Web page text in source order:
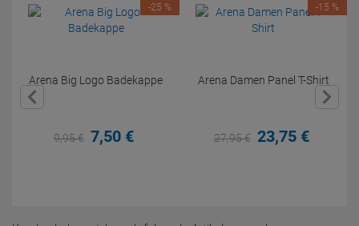
Arena Big Logo Badekappe
9,95€ 7,50 €
-25 %
Arena Damen Panel T-Shirt
27,95€ 23,75 €
-15 %